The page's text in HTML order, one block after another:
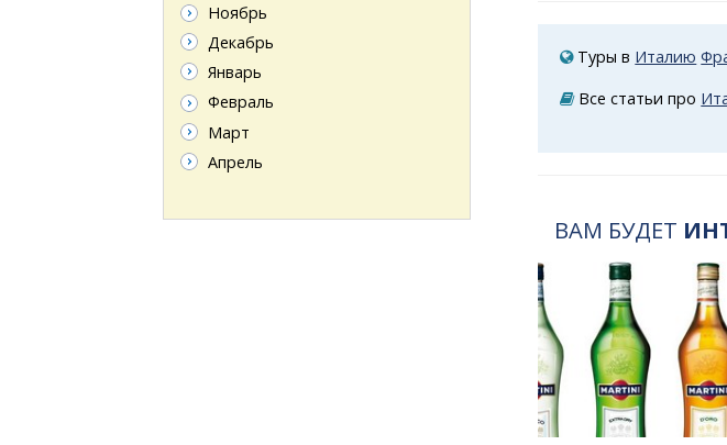
Туры в Италию
Все статьи про
ВАМ БУДЕТ
Ноябрь
Декабрь
Январь
Февраль
Март
Апрель